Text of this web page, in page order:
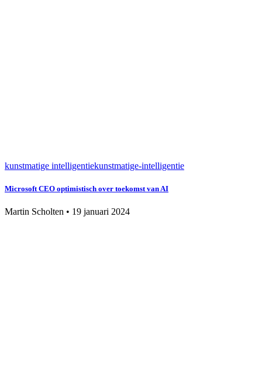
kunstmatige intelligentiekunstmatige-intelligentie
Microsoft CEO optimistisch over toekomst van AI
Martin Scholten • 19 januari 2024